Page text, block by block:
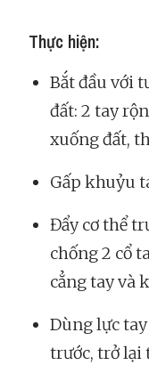
Thực hiện:
Bắt đầu với
đất: 2 tay
xuống đất,
Gấp khuỷu
Đẩy cơ thể
chống 2 cổ
cẳng tay và
Dùng lực
trước, trở lại